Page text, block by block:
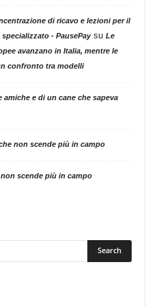
di ricavo e lezioni per il
- PausePaysu Le
avanzano in Italia, mentre le
confronto tra modelli
amiche e di un cane che sapeva
non scende più in campo
non scende più in campo